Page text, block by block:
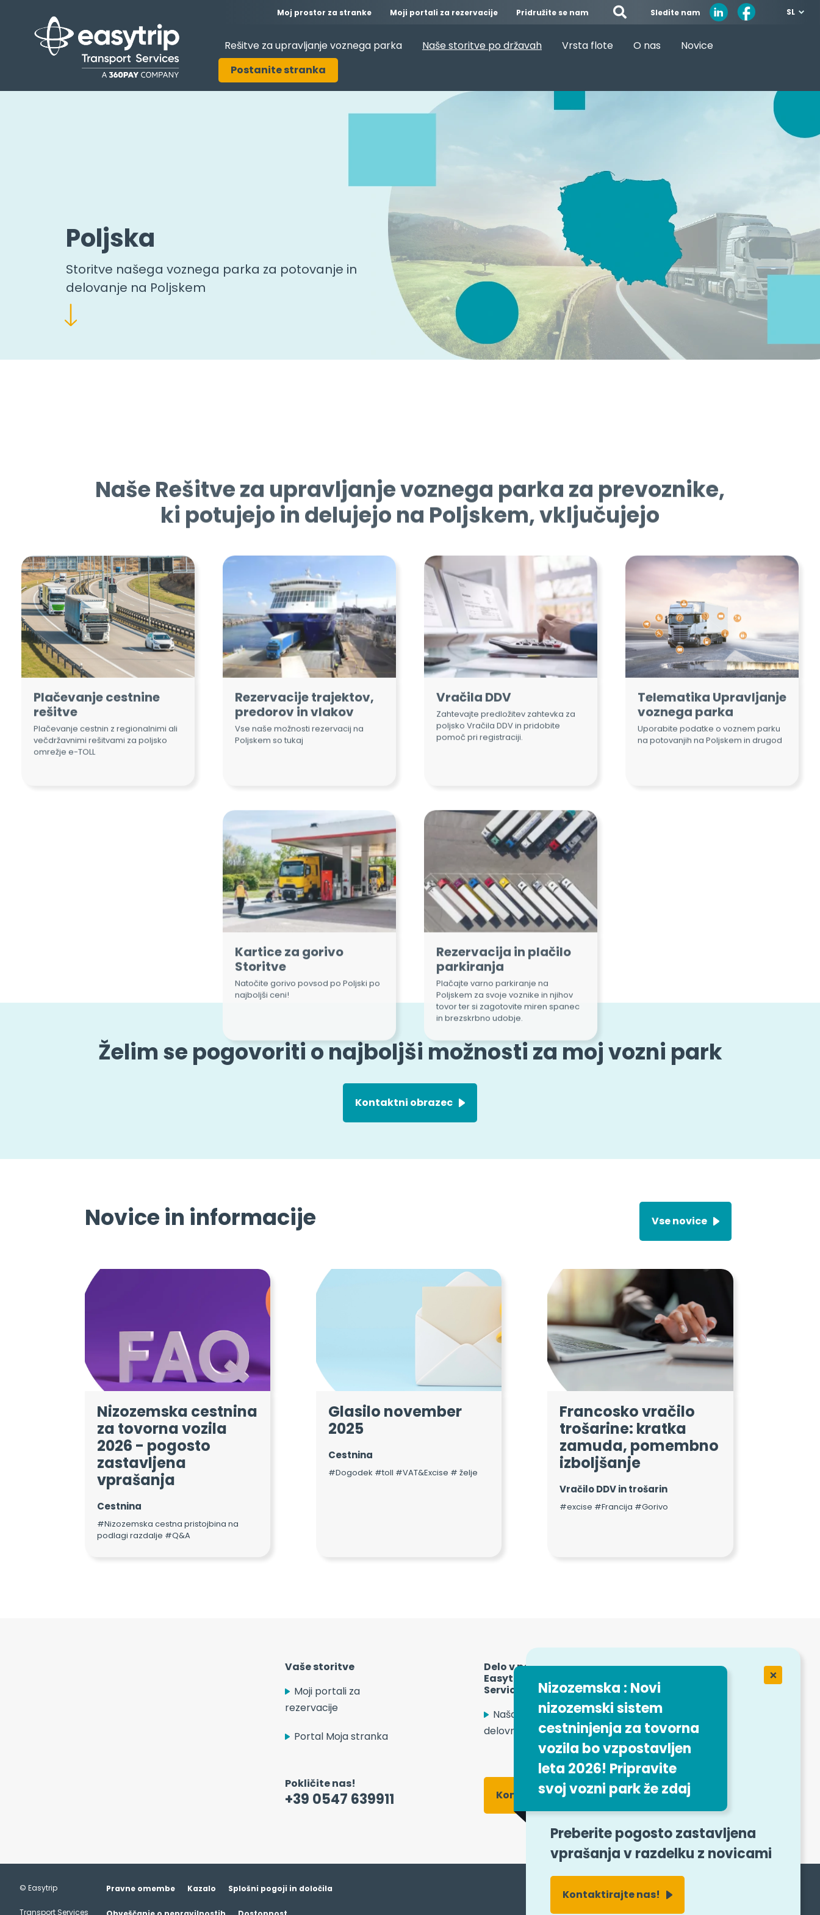
Nizozemska : Novi
nizozemski sistem
cestninjenja za tovorna
vozila bo vzpostavljen
leta 2026! Pripravite
svoj vozni park že zdaj
Preberite pogosto zastavljena
vprašanja v razdelku z novicami
Kontaktirajte nas!
Moj prostor za stranke Moji portali za rezervacije Pridružite se nam Sledite nam SL
Rešitve za upravljanje voznega parka Naše storitve po državah Vrsta flote O nas
Novice
Postanite stranka
Poljska
Storitve našega voznega parka za potovanje in
delovanje na Poljskem
Plačevanje cestnine
rešitve
Plačevanje cestnin z regionalnimi ali
večdržavnimi rešitvami za poljsko
omrežje e-TOLL
Rezervacije trajektov,
predorov in vlakov
Vse naše možnosti rezervacij na
Poljskem so tukaj
Vračila DDV
Zahtevajte predložitev zahtevka za
poljsko Vračila DDV in pridobite
pomoč pri registraciji.
Telematika Upravljanje
voznega parka
Uporabite podatke o voznem parku
na potovanjih na Poljskem in drugod
Kartice za gorivo
Storitve
Natočite gorivo povsod po Poljski po
najboljši ceni!
Rezervacija in plačilo
parkiranja
Plačajte varno parkiranje na
Poljskem za svoje voznike in njihov
tovor ter si zagotovite miren spanec
in brezskrbno udobje.
Želim se pogovoriti o najboljši možnosti za moj vozni park
Kontaktni obrazec
Novice in informacije Vse novice
Nizozemska cestnina
za tovorna vozila
2026 - pogosto
zastavljena
vprašanja
Cestnina
#Nizozemska cestna pristojbina na
podlagi razdalje #Q&A
Glasilo november
2025
Cestnina
#Dogodek #toll #VAT&Excise # želje
Francosko vračilo
trošarine: kratka
zamuda, pomembno
izboljšanje
Vračilo DDV in trošarin
#excise #Francija #Gorivo
Vaše storitve
Moji portali za
rezervacije
Portal Moja stranka
Delo v podjetju
Easytrip Transport
Services
Naša ponudba
delovnih mest
Pokličite nas!
+39 0547 639911 Kontaktni obrazec
© Easytrip
Transport Services
Pravne omembe Kazalo Splošni pogoji in določila
Sledite nam
This site uses cookies and gives you control over what you want to activate